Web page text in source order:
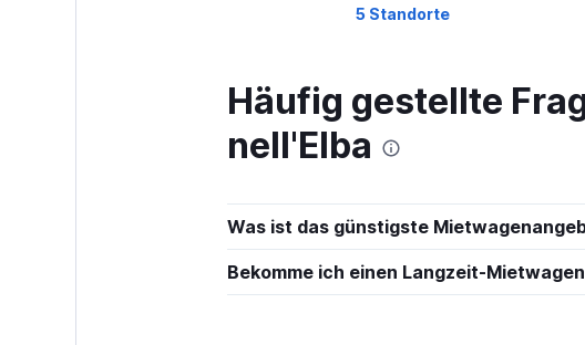
5 Standorte
Birindelli
1 Standort
Sunnycars
1 Standort
Häufig gestellte
nell'Elba
Was ist das günstigste
Bekomme ich einen Langzeit-